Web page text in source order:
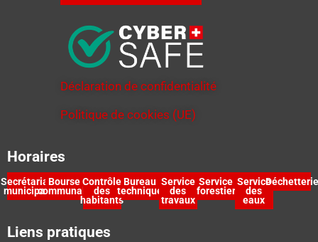
Déclaration de confidentialité
Politique de cookies (UE)
Horaires
Secrétariat
municipal
Bourse
communale
Contrôle
des
habitants
Bureau
technique
Service
des
travaux
Service
forestier
Service
des
eaux
Déchetterie
Liens pratiques